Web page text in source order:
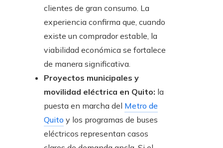
clientes de gran consumo. La
experiencia confirma que, cuando
existe un comprador estable, la
viabilidad económica se fortalece
de manera significativa.
Proyectos municipales y
movilidad eléctrica en Quito: la
puesta en marcha del Metro de
Quito y los programas de buses
eléctricos representan casos